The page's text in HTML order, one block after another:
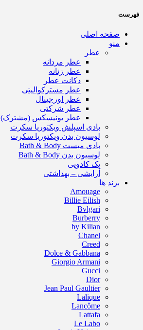
فهرست
صفحه اصلی
منو
عطر
عطر مردانه
عطر زنانه
دکانت عطر
عطر مسترکوالیتی
عطر اورجینال
عطر شرکتی
عطر یونیسکس (مشترک)
بادی اسپلش ویکتوریا سکرت
لوسیون بدن ویکتوریا سکرت
بادی میست Bath & Body
لوسیون بدن Bath & Body
پک کادویی
آرایشی – بهداشتی
برند ها
Amouage
Billie Eilish
Bvlgari
Burberry
by Kilian
Chanel
Creed
Dolce & Gabbana
Giorgio Armani
Gucci
Dior
Jean Paul Gaultier
Lalique
Lancôme
Lattafa
Le Labo